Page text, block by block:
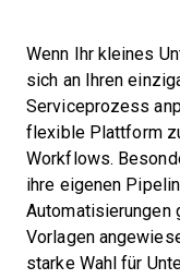
Wenn Ihr kleines
sich an Ihren
Serviceprozess
flexible Plattform
Workflows.
ihre eigenen
Automatisierungen
Vorlagen
starke Wahl für